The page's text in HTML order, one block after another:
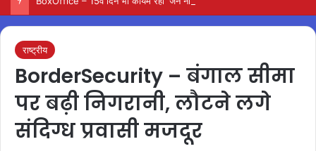
राष्ट्रीय
BorderSecurity – बंगाल सीमा
पर बढ़ी निगरानी, लौटने लगे
संदिग्ध प्रवासी मजदूर